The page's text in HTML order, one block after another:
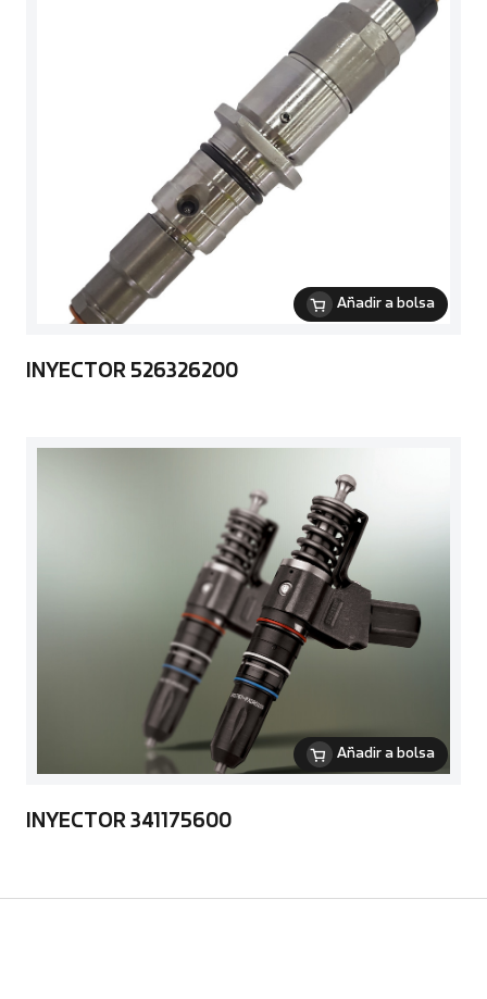
Añadir a bolsa
INYECTOR 526326200
Añadir a bolsa
INYECTOR 341175600